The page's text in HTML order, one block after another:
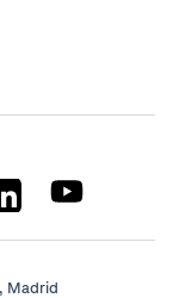
Madrid